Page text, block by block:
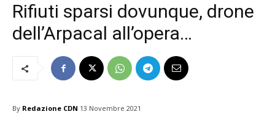
Rifiuti sparsi dovunque, drone
dell’Arpacal all’opera…
By Redazione CDN 13 Novembre 2021